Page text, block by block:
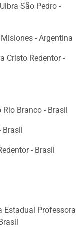
São Pedro -
- Argentina
Cristo Redentor -
Branco - Brasil
Brasil
- Brasil
Estadual Professora